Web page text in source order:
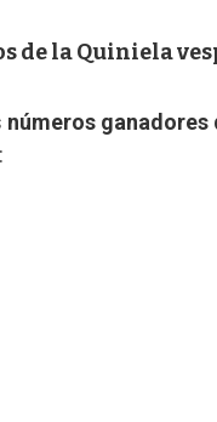
de la Quiniela
números ganadores
: